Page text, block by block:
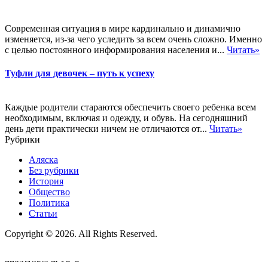
Современная ситуация в мире кардинально и динамично
изменяется, из-за чего уследить за всем очень сложно. Именно
с целью постоянного информирования населения и... Читать»
Туфли для девочек – путь к успеху
Каждые родители стараются обеспечить своего ребенка всем
необходимым, включая и одежду, и обувь. На сегодняшний
день дети практически ничем не отличаются от... Читать»
Рубрики
Аляска
Без рубрики
История
Общество
Политика
Статьи
Copyright © 2026. All Rights Reserved.